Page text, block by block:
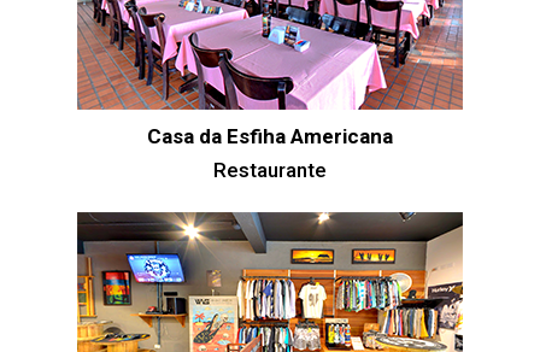
Casa da Esfiha Americana
Restaurante